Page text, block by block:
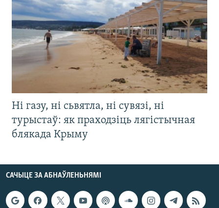
Ні газу, ні сьвятла, ні сувязі, ні
турыстаў: як праходзіць лягістычная
блякада Крыму
САЧЫЦЕ ЗА АБНАЎЛЕНЬНЯМІ